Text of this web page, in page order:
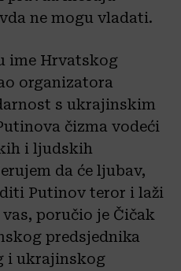
ne mogu vladati.
ime Hrvatskog
organizatora
s ukrajinskim
čizma vodeći
i ljudskih
da će ljubav,
Putinov teror i laži
poručio je Čičak
predsjednika
i ukrajinskog